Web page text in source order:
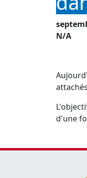
N/A
d'une